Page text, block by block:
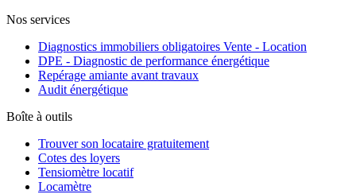
Nos services
Diagnostics immobiliers obligatoires Vente - Location
DPE - Diagnostic de performance énergétique
Repérage amiante avant travaux
Audit énergétique
Boîte à outils
Trouver son locataire gratuitement
Cotes des loyers
Tensiomètre locatif
Locamètre